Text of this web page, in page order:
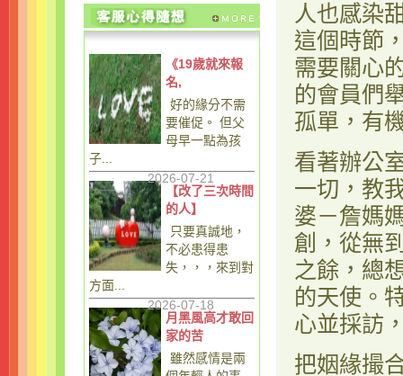
《19歲就來報
名,
好的緣分不需
要催促。 但父
母早一點為孩
子...
2026-07-21
【改了三次時間
的人】
只要真誠地，
不必患得患
失，，，來到對
方面...
2026-07-18
月黑風高才敢回
家的苦
雖然感情是兩
人也感染
這個時節
需要關心
的會員們
孤單，有
看著辦公
一切，教
婆－詹媽
創，從無
之餘，總
的天使。
心並採訪
把姻緣撮